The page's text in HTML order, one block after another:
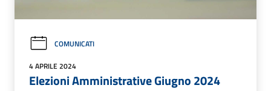
COMUNICATI
4 APRILE 2024
Elezioni Amministrative Giugno 2024